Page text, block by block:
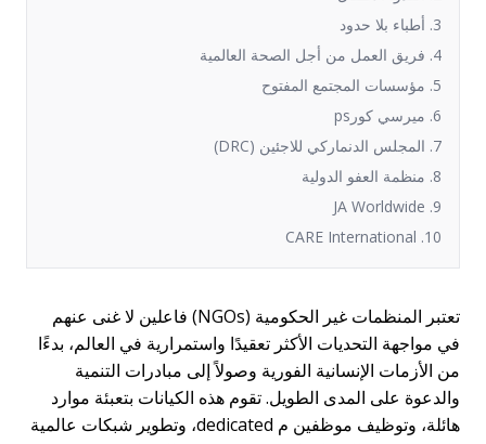
3. أطباء بلا حدود
4. فريق العمل من أجل الصحة العالمية
5. مؤسسات المجتمع المفتوح
6. ميرسي كورps
7. المجلس الدنماركي للاجئين (DRC)
8. منظمة العفو الدولية
9. JA Worldwide
10. CARE International
تعتبر المنظمات غير الحكومية (NGOs) فاعلين لا غنى عنهم
في مواجهة التحديات الأكثر تعقيدًا واستمرارية في العالم، بدءًا
من الأزمات الإنسانية الفورية وصولاً إلى مبادرات التنمية
والدعوة على المدى الطويل. تقوم هذه الكيانات بتعبئة موارد
هائلة، وتوظيف موظفين م dedicated، وتطوير شبكات عالمية